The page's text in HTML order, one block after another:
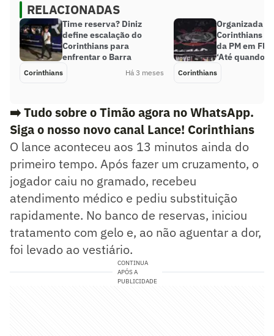
RELACIONADAS
Time reserva? Diniz
define escalação do
Corinthians para
enfrentar o Barra
Corinthians Há 3 meses
Organizada
Corinthians
da PM em
‘Até quando?’
Corinthians
➡️ Tudo sobre o Timão agora no WhatsApp.
Siga o nosso novo canal Lance! Corinthians
O lance aconteceu aos 13 minutos ainda do
primeiro tempo. Após fazer um cruzamento, o
jogador caiu no gramado, recebeu
atendimento médico e pediu substituição
rapidamente. No banco de reservas, iniciou
tratamento com gelo e, ao não aguentar a dor,
foi levado ao vestiário.
CONTINUA
APÓS A
PUBLICIDADE